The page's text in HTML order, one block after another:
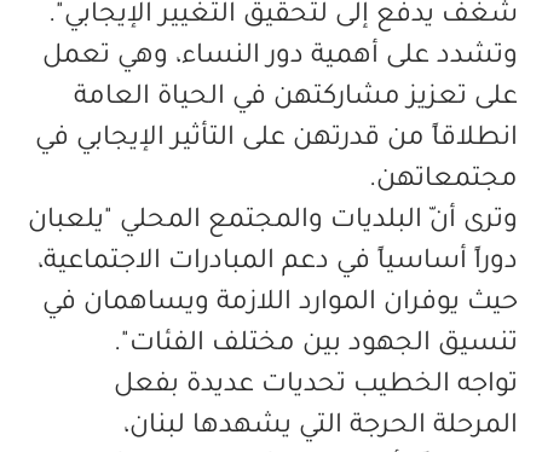
شغف يدفع إلى لتحقيق التغيير الإيجابي".
وتشدد على أهمية دور النساء، وهي تعمل
على تعزيز مشاركتهن في الحياة العامة
انطلاقاً من قدرتهن على التأثير الإيجابي في
مجتمعاتهن.
وترى أنّ البلديات والمجتمع المحلي "يلعبان
دوراً أساسياً في دعم المبادرات الاجتماعية،
حيث يوفران الموارد اللازمة ويساهمان في
تنسيق الجهود بين مختلف الفئات".
تواجه الخطيب تحديات عديدة بفعل
المرحلة الحرجة التي يشهدها لبنان،